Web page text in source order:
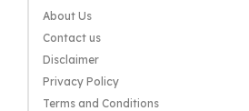
About Us
Contact us
Disclaimer
Privacy Policy
Terms and Conditions